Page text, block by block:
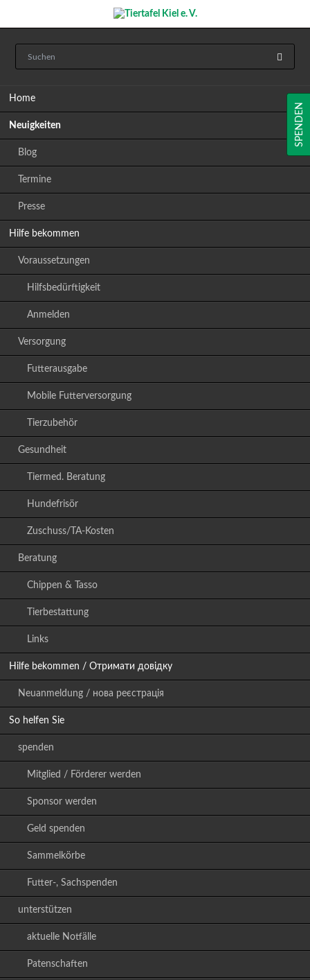
Home
Neuigkeiten
Blog
Termine
Presse
Hilfe bekommen
Voraussetzungen
Hilfsbedürftigkeit
Anmelden
Versorgung
Futterausgabe
Mobile Futterversorgung
Tierzubehör
Gesundheit
Tiermed. Beratung
Hundefrisör
Zuschuss/TA-Kosten
Beratung
Chippen & Tasso
Tierbestattung
Links
Hilfe bekommen / Отримати довідку
Neuanmeldung / нова реєстрація
So helfen Sie
spenden
Mitglied / Förderer werden
Sponsor werden
Geld spenden
Sammelkörbe
Futter-, Sachspenden
unterstützen
aktuelle Notfälle
Patenschaften
SPENDEN